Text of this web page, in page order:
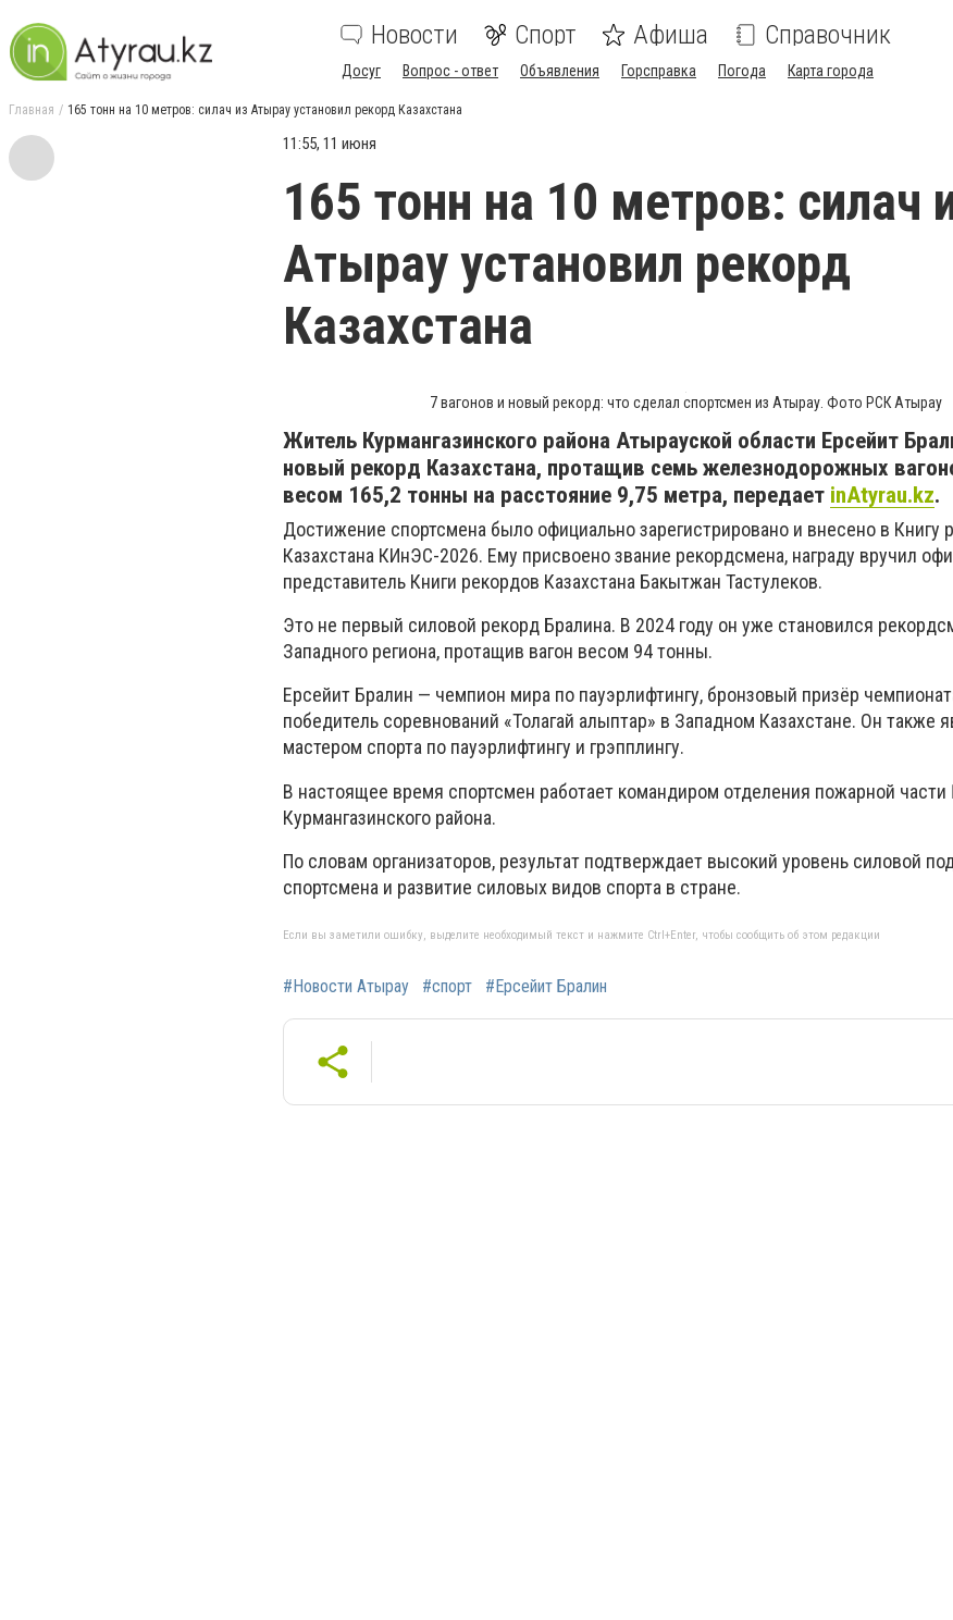
Новости Спорт Афиша Справочник
Досуг Вопрос - ответ Объявления Горсправка Погода Карта города
Главная 165 тонн на 10 метров: силач из Атырау установил рекорд Казахстана
11:55, 11 июня
165 тонн на 10 метров: силач
Атырау установил рекорд
Казахстана
7 вагонов и новый рекорд: что сделал спортсмен из Атырау. Фото РСК Атырау
Житель Курмангазинского района Атырауской области Ерсейит
новый рекорд Казахстана, протащив семь железнодорожных
весом 165,2 тонны на расстояние 9,75 метра, передает inAtyrau.kz.
Достижение спортсмена было официально зарегистрировано и внесено в Книгу
Казахстана КИнЭС-2026. Ему присвоено звание рекордсмена, награду вручил
представитель Книги рекордов Казахстана Бакытжан Тастулеков.
Это не первый силовой рекорд Бралина. В 2024 году он уже становился
Западного региона, протащив вагон весом 94 тонны.
Ерсейит Бралин — чемпион мира по пауэрлифтингу, бронзовый призёр
победитель соревнований «Толагай алыптар» в Западном Казахстане. Он также
мастером спорта по пауэрлифтингу и грэпплингу.
В настоящее время спортсмен работает командиром отделения пожарной
Курмангазинского района.
По словам организаторов, результат подтверждает высокий уровень силовой
спортсмена и развитие силовых видов спорта в стране.
Если вы заметили ошибку, выделите необходимый текст и нажмите Ctrl+Enter, чтобы сообщить об этом редакции
#Новости Атырау #спорт #Ерсейит Бралин